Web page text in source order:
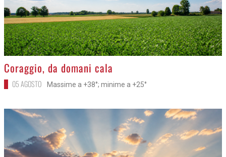
>
Coraggio, da domani cala
05 AGOSTO Massime a +38°; minime a +25°